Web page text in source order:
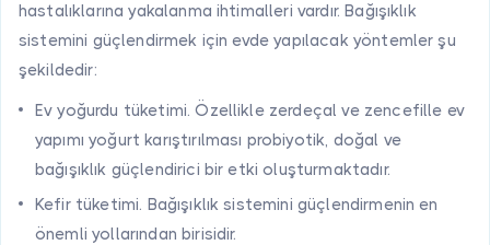
hastalıklarına yakalanma ihtimalleri vardır. Bağışıklık
sistemini güçlendirmek için evde yapılacak yöntemler şu
şekildedir:
Ev yoğurdu tüketimi. Özellikle zerdeçal ve zencefille ev
yapımı yoğurt karıştırılması probiyotik, doğal ve
bağışıklık güçlendirici bir etki oluşturmaktadır.
Kefir tüketimi. Bağışıklık sistemini güçlendirmenin en
önemli yollarından birisidir.